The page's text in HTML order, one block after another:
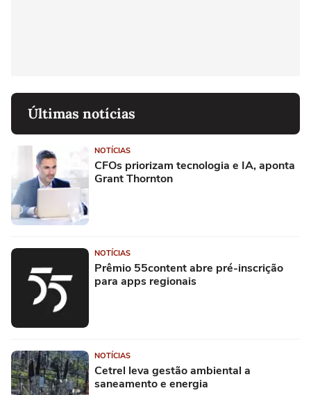
Últimas notícias
NOTÍCIAS
CFOs priorizam tecnologia e IA, aponta
Grant Thornton
NOTÍCIAS
Prêmio 55content abre pré-inscrição
para apps regionais
NOTÍCIAS
Cetrel leva gestão ambiental a
saneamento e energia